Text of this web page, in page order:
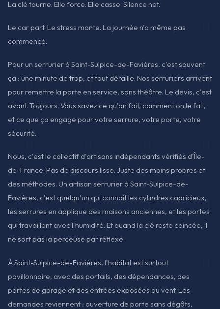
La clé tourne. Elle force. Elle casse. Silence net.
Le car part. Le stress monte. La journée n'a même pas
commencé.
Pour un serrurier à Saint-Sulpice-de-Favières, c'est souvent
ça : une minute de trop, et tout déraille. Nos serruriers arrivent
pour remettre la porte en service, sans théâtre. Le devis, c'est
avant. Toujours. Vous savez ce qu'on fait, comment on le fait,
et ce que ça engage pour votre serrure, votre porte, votre
sécurité.
Nous, c'est le collectif d'artisans indépendants vérifiés d'Île-
de-France. Pas de discours lisse. Juste des mains propres et
des méthodes. Un artisan serrurier à Saint-Sulpice-de-
Favières, c'est quelqu'un qui connaît les cylindres capricieux,
les serrures en applique des maisons anciennes, et les portes
qui travaillent avec l'humidité. Et quand la clé reste coincée, il
ne sort pas la perceuse par réflexe.
À Saint-Sulpice-de-Favières, l'habitat est surtout
pavillonnaire, avec des portails, des dépendances, des
portes de garage et des entrées exposées au vent. Les
demandes reviennent : ouverture de porte sans dégâts,